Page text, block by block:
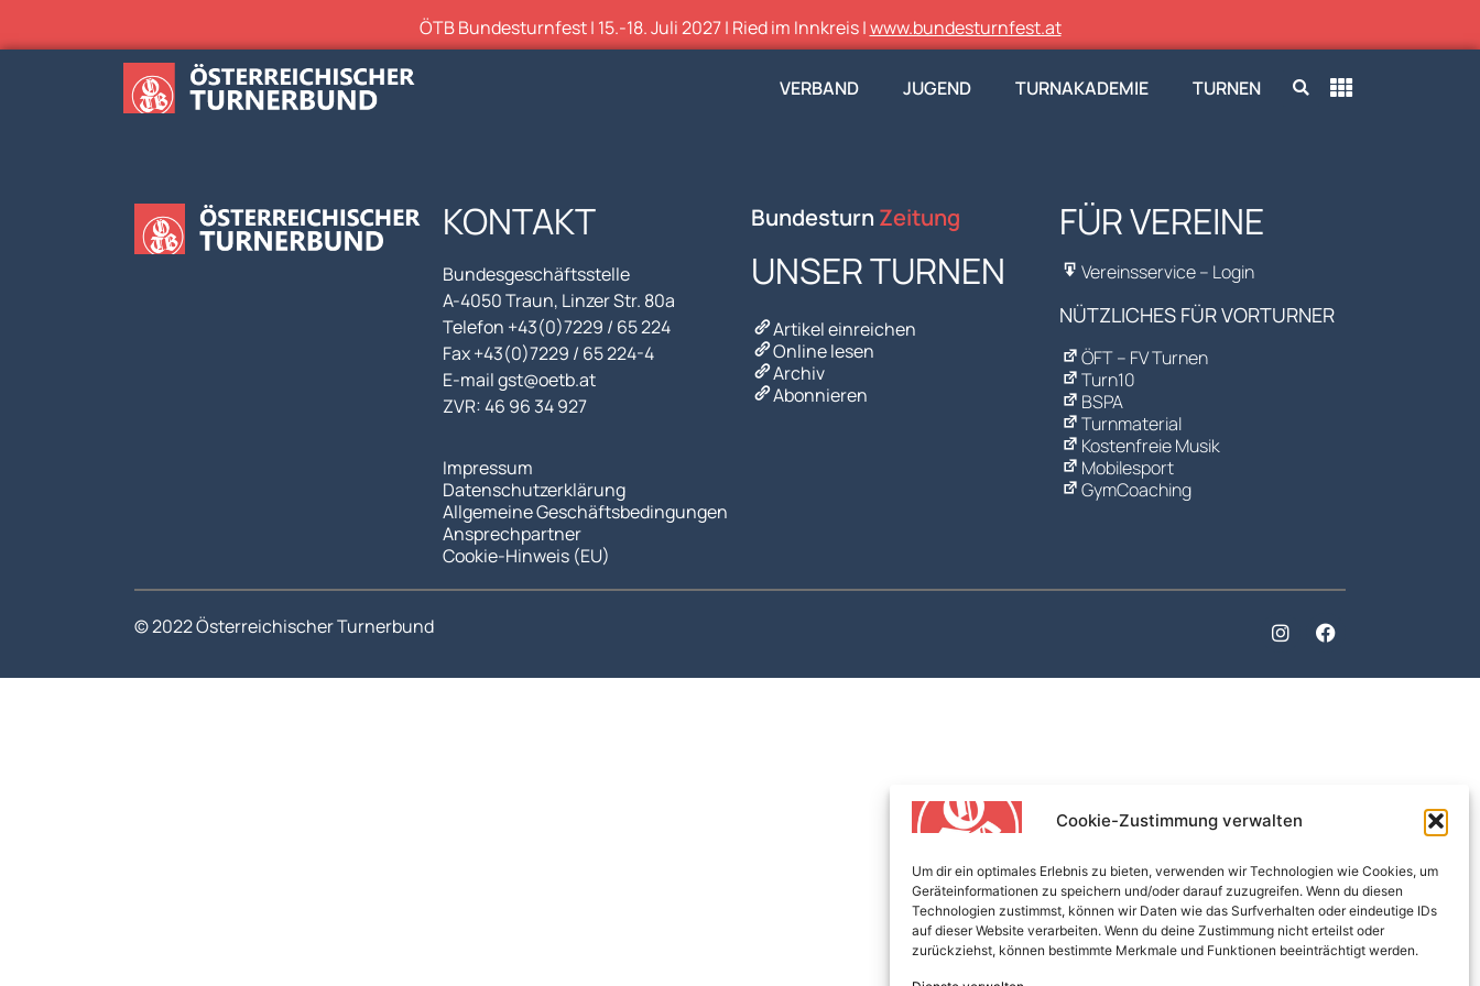
Cookie-Zustimmung verwalten
Um dir ein optimales Erlebnis zu bieten, verwenden wir Technologien wie Cookies, um
Geräteinformationen zu speichern und/oder darauf zuzugreifen. Wenn du diesen
Technologien zustimmst, können wir Daten wie das Surfverhalten oder eindeutige IDs
auf dieser Website verarbeiten. Wenn du deine Zustimmung nicht erteilst oder
zurückziehst, können bestimmte Merkmale und Funktionen beeinträchtigt werden.
ÖTB Bundesturnfest | 15.-18. Juli 2027 | Ried im Innkreis |www.bundesturnfest.at
VERBAND JUGEND TURNAKADEMIE TURNEN
KONTAKT
Bundesgeschäftsstelle
A-4050 Traun, Linzer Str. 80a
Telefon +43(0)7229 / 65 224
Fax +43(0)7229 / 65 224-4
E-mail gst@oetb.at
ZVR: 46 96 34 927
Impressum
Datenschutzerklärung
Allgemeine Geschäftsbedingungen
Ansprechpartner
Cookie-Hinweis (EU)
Bundesturn Zeitung
UNSER TURNEN
Artikel einreichen
Online lesen
Archiv
Abonnieren
FÜR VEREINE
Vereinsservice – Login
NÜTZLICHES FÜR VORTURNER
ÖFT – FV Turnen
Turn10
BSPA
Turnmaterial
Kostenfreie Musik
Mobilesport
GymCoaching
© 2022 Österreichischer Turnerbund